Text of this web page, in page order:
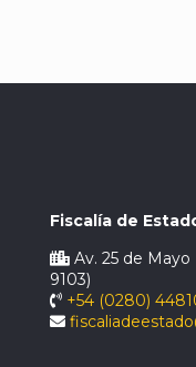
Fiscalía de
Av. 25 de Mayo
9103)
+54 (0280)